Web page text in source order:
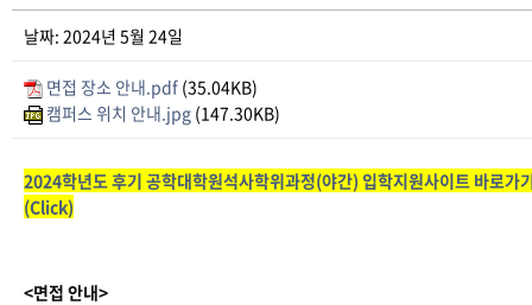
날짜: 2024년 5월 24일
면접 장소 안내.pdf (35.04KB)
캠퍼스 위치 안내.jpg (147.30KB)
2024학년도 후기 공학대학원석사학위과정(야간) 입학지원사이트 바로가
(Click)
<면접 안내>